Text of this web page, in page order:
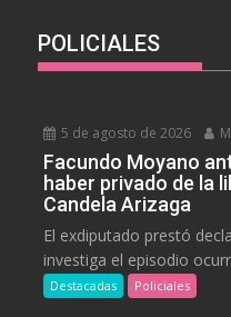
POLICIALES
5 de agosto de 2026
Facundo Moyano
haber privado de la
Candela Arizaga
El exdiputado prestó
investiga el episodio
Destacadas Policiales